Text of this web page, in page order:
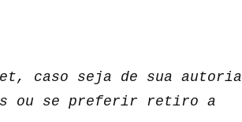
caso seja de sua autoria
ou se preferir retiro a